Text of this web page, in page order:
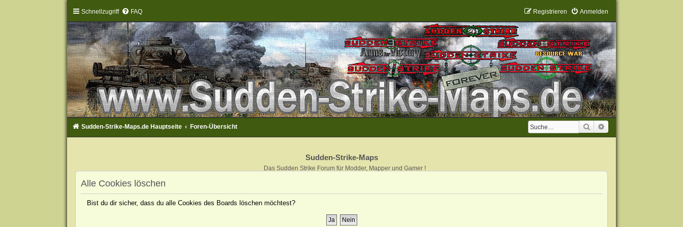
Schnellzugriff FAQ Anmelden
Registrieren
Suche
Sudden-Strike-Maps.de Hauptseite Foren-Übersicht
Sudden-Strike-Maps
Das Sudden Strike Forum für Modder, Mapper und Gamer !
Alle Cookies löschen
Bist du dir sicher, dass du alle Cookies des Boards löschen möchtest?